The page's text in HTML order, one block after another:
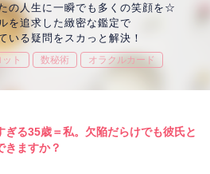
の人生に一瞬でも多くの笑顔を☆
を追求した緻密な鑑定で
いる疑問をスカっと解決！
ット 数秘術 オラクルカード
ぎる35歳＝私。欠陥だらけでも彼氏と
きますか？